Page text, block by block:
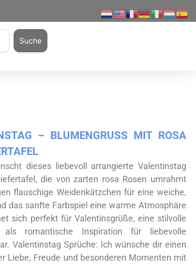
Suche
– BLUMENGRUSS MIT ROSA R
dieses liebevoll arrangierte Valentinstag
die von zarten rosa Rosen umrahmt
flauschige Weidenkätzchen für eine weiche,
das sanfte Farbspiel eine warme Atmosphäre
sich perfekt für Valentinsgrüße, eine stilvolle
als romantische Inspiration für liebevolle
Liebe, Freude und besonderen Momenten mit